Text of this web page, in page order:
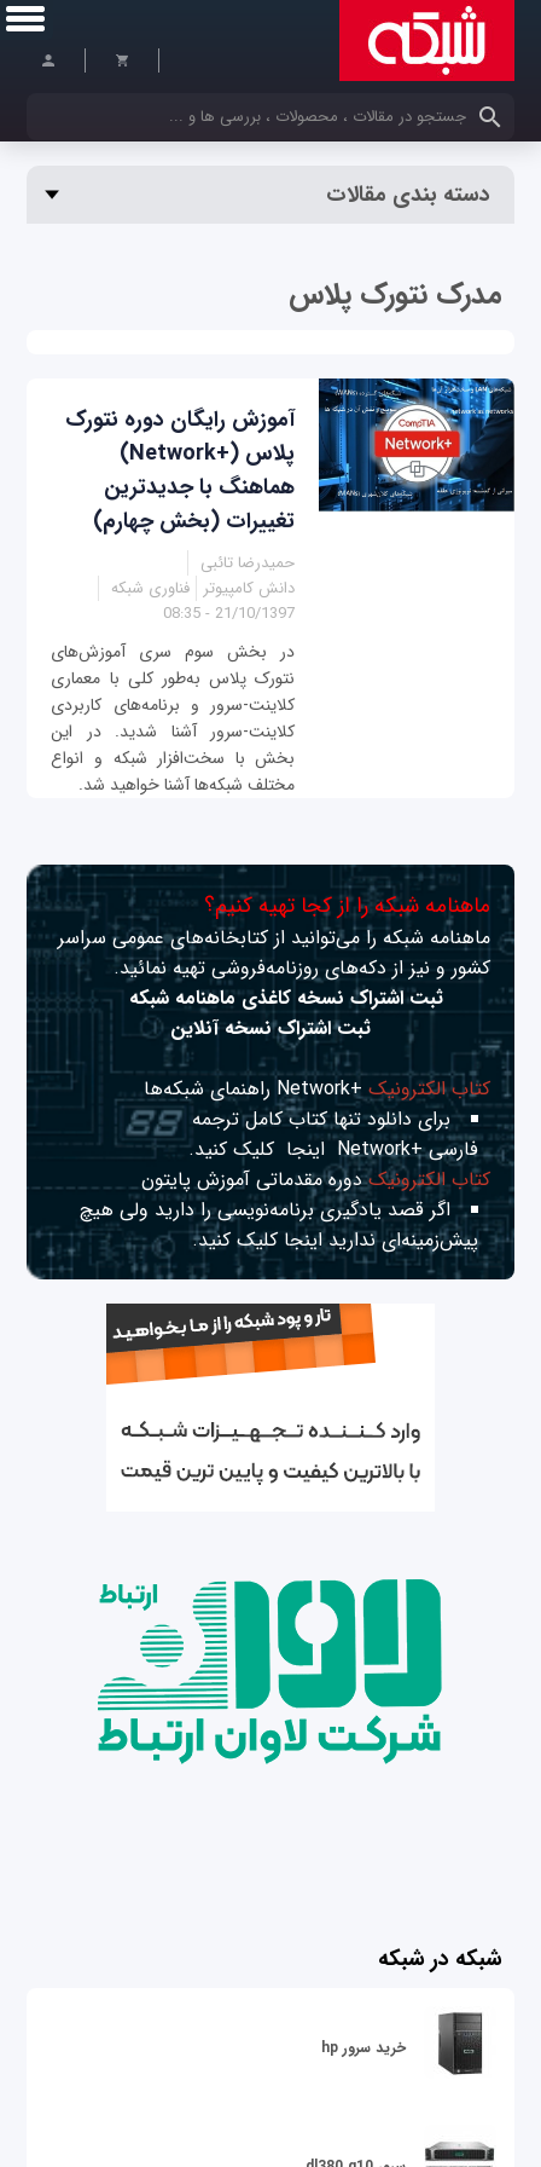
کلمات کلیدی خود را وارد کنید
دسته بندی مقالات
مدرک نتورک پلاس
آموزش رایگان دوره نتورک
پلاس (+Network)
هماهنگ با جدیدترین
تغییرات (بخش چهارم)
حمیدرضا تائبی
دانش کامپیوتر
فناوری شبکه
21/10/1397 - 08:35
در بخش سوم سری آموزش‌های
نتورک پلاس به‌طور کلی با معماری
کلاینت-سرور و برنامه‌های کاربردی
کلاینت-سرور آشنا شدید. در این
بخش با سخت‌افزار شبکه و انواع
مختلف شبکه‌ها آشنا خواهید شد.
ماهنامه شبکه را از کجا تهیه کنیم؟
ماهنامه شبکه را می‌توانید از کتابخانه‌های عمومی سراسر
کشور و نیز از دکه‌های روزنامه‌فروشی تهیه نمائید.
ثبت اشتراک نسخه کاغذی ماهنامه شبکه
ثبت اشتراک نسخه آنلاین
کتاب الکترونیک+Network راهنمای شبکه‌ها
برای دانلود تنها کتاب کامل ترجمه
فارسی +Network
اینجا کلیک کنید.
کتاب الکترونیکدوره مقدماتی آموزش پایتون
اگر قصد یادگیری برنامه‌نویسی را دارید ولی هیچ
پیش‌زمینه‌ای نداریداینجا کلیک کنید.
شبکه در شبکه
خرید سرور hp